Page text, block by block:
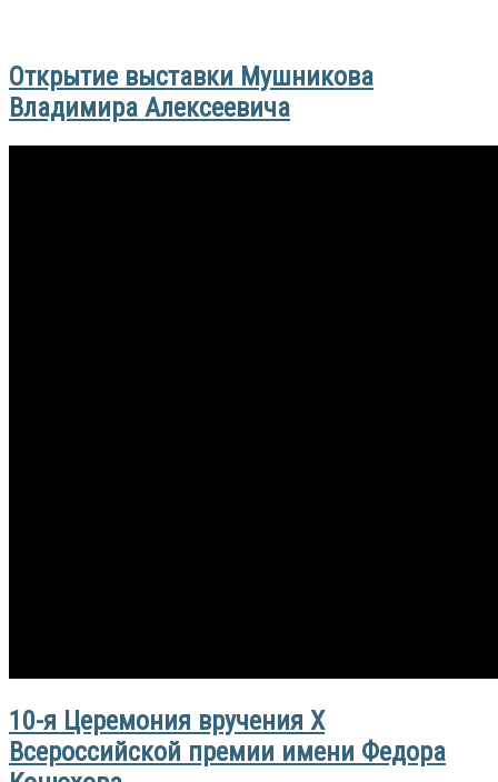
Открытие выставки Мушникова
Владимира Алексеевича
10-я Церемония вручения Х
Всероссийской премии имени Федора